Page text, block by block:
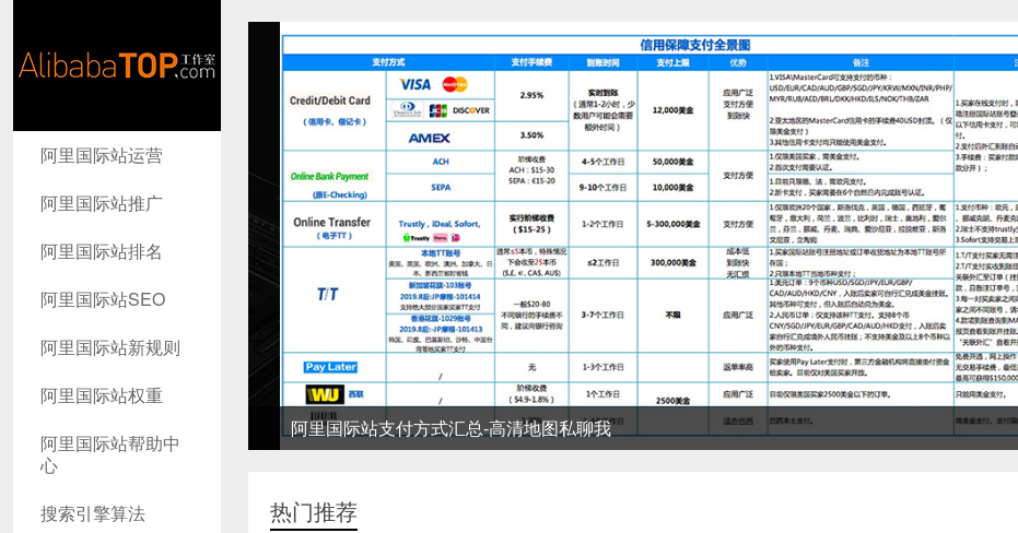
AlibabaTop
工作室
阿里国际站运营
阿里国际站推广
阿里国际站排名
阿里国际站SEO
阿里国际站新规则
阿里国际站权重
阿里国际站帮助中
心
搜索引擎算法
阿里国际站支付方式汇总-高清地图私聊我
热门推荐